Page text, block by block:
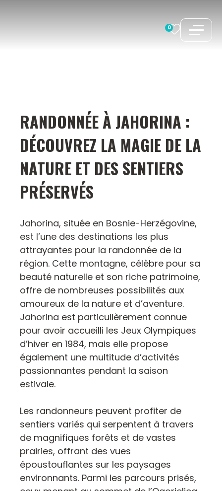
0
RANDONNÉE À JAHORINA :
DÉCOUVREZ LA MAGIE DE LA
NATURE ET DES SENTIERS
PRÉSERVÉS
Jahorina, située en Bosnie-Herzégovine,
est l’une des destinations les plus
attrayantes pour la randonnée de la
région. Cette montagne, célèbre pour sa
beauté naturelle et son riche patrimoine,
offre de nombreuses possibilités aux
amoureux de la nature et d’aventure.
Jahorina est particulièrement connue
pour avoir accueilli les Jeux Olympiques
d’hiver en 1984, mais elle propose
également une multitude d’activités
passionnantes pendant la saison
estivale.
Les randonneurs peuvent profiter de
sentiers variés qui serpentent à travers
de magnifiques forêts et de vastes
prairies, offrant des vues
époustouflantes sur les paysages
environnants. Parmi les parcours prisés,